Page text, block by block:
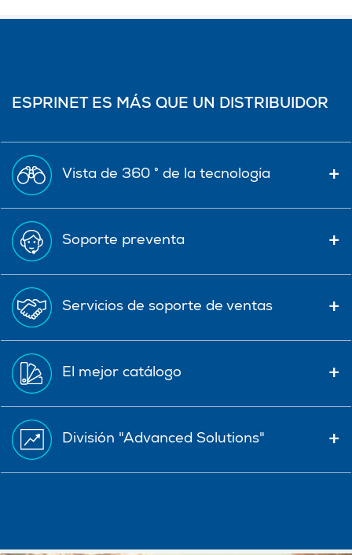
ESPRINET ES MÁS QUE UN DISTRIBUIDOR
Vista de 360 ° de la tecnología
Soporte preventa
Servicios de soporte de ventas
El mejor catálogo
División "Advanced Solutions"